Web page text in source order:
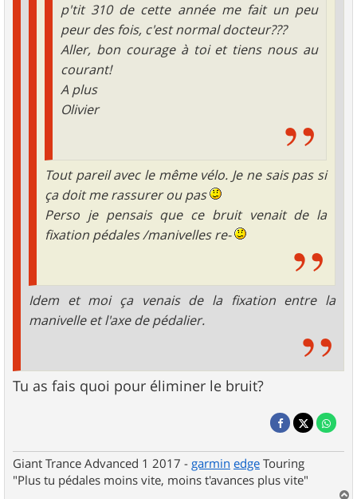
p'tit 310 de cette année me fait un peu
peur des fois, c'est normal docteur???
Aller, bon courage à toi et tiens nous au
courant!
A plus
Olivier
Tout pareil avec le même vélo. Je ne sais pas si
ça doit me rassurer ou pas
Perso je pensais que ce bruit venait de la
fixation pédales /manivelles re-
Idem et moi ça venais de la fixation entre la
manivelle et l'axe de pédalier.
Tu as fais quoi pour éliminer le bruit?
Giant Trance Advanced 1 2017 - garmin edge Touring
"Plus tu pédales moins vite, moins t'avances plus vite"